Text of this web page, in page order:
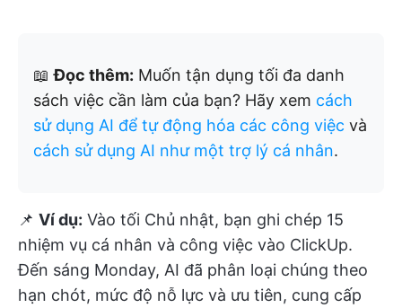
📖Đọc thêm: Muốn tận dụng tối đa danh
sách việc cần làm của bạn? Hãy xem cách
sử dụng AI để tự động hóa các công việc và
cách sử dụng AI như một trợ lý cá nhân.
📌 Ví dụ: Vào tối Chủ nhật, bạn ghi chép 15
nhiệm vụ cá nhân và công việc vào ClickUp.
Đến sáng Monday, AI đã phân loại chúng theo
hạn chót, mức độ nỗ lực và ưu tiên, cung cấp